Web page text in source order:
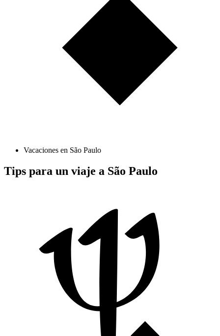
Vacaciones en São Paulo
Tips para un viaje a São Paulo